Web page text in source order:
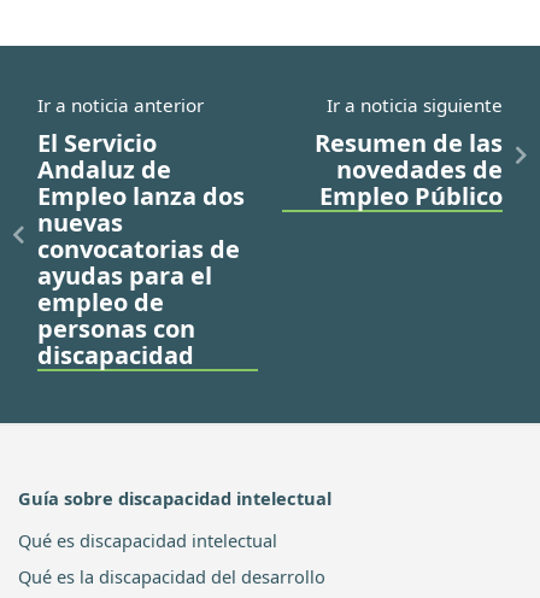
Ir a noticia anterior
El Servicio
Andaluz de
Empleo lanza dos
nuevas
convocatorias de
ayudas para el
empleo de
personas con
discapacidad
Ir a noticia siguiente
Resumen de las
novedades de
Empleo Público
Guía sobre discapacidad intelectual
Qué es discapacidad intelectual
Qué es la discapacidad del desarrollo